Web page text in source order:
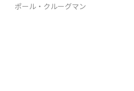
ポール・クルーグマン